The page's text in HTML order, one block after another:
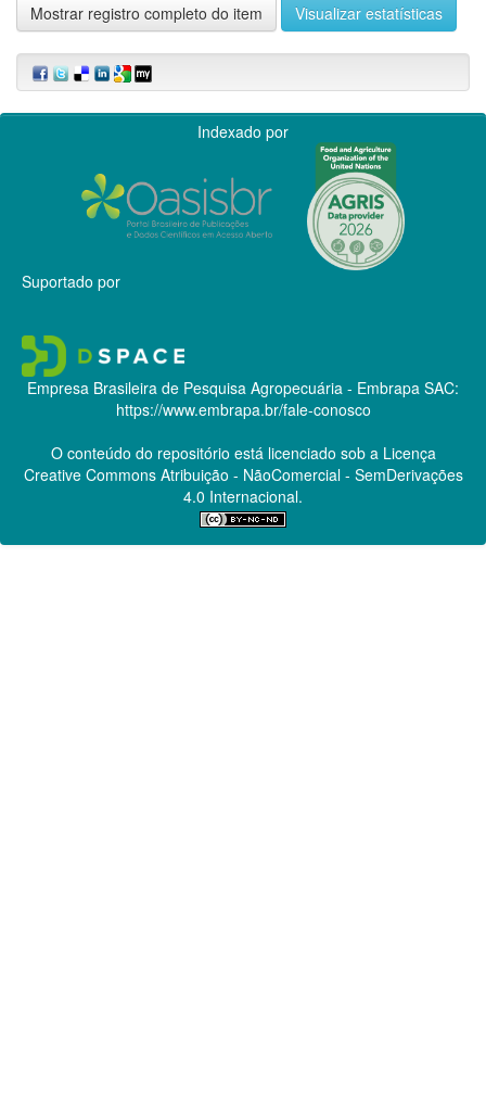
Mostrar registro completo do item Visualizar estatísticas
Indexado por
Suportado por
Empresa Brasileira de Pesquisa Agropecuária - Embrapa SAC:
https://www.embrapa.br/fale-conosco
O conteúdo do repositório está licenciado sob a Licença
Creative CommonsAtribuição - NãoComercial - SemDerivações
4.0 Internacional.